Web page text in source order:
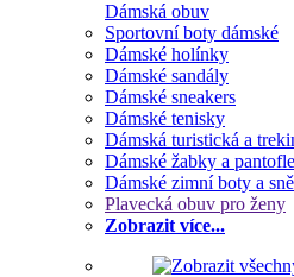
Dámská obuv
Sportovní boty dámské
Dámské holínky
Dámské sandály
Dámské sneakers
Dámské tenisky
Dámská turistická a
Dámské žabky a pantofle
Dámské zimní boty a
Plavecká obuv pro ženy
Zobrazit více...